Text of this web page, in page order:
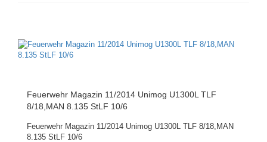
Feuerwehr Magazin 11/2014 Unimog U1300L TLF
8/18,MAN 8.135 StLF 10/6
Feuerwehr Magazin 11/2014 Unimog U1300L TLF 8/18,MAN
8.135 StLF 10/6